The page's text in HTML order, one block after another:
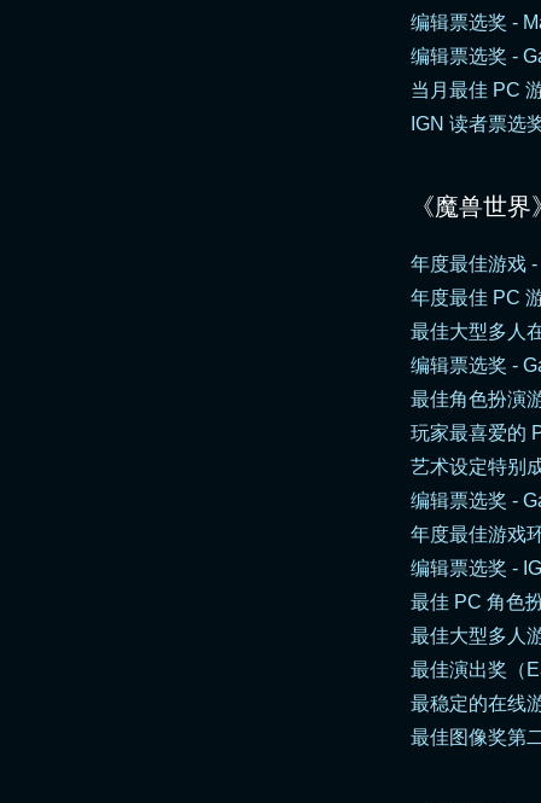
编辑票选奖 -
编辑票选奖 -
当月最佳 PC
IGN 读者票选
《魔兽世界
年度最佳游戏
年度最佳 PC
最佳大型多人
编辑票选奖 -
最佳角色扮演
玩家最喜爱的
艺术设定特别
编辑票选奖 -
年度最佳游戏
编辑票选奖 -
最佳 PC 角色
最佳大型多人
最佳演出奖（
最稳定的在线
最佳图像奖第